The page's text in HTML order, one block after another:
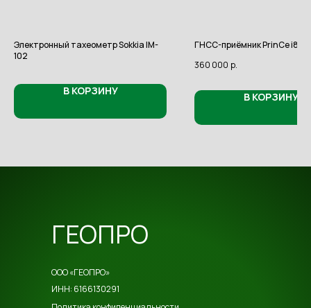
Электронный тахеометр Sokkia IM-
102
В КОРЗИНУ
ГНСС-приёмник PrinCe i80
360 000 р.
В КОРЗИНУ
ООО «ГЕОПРО»
ИНН: 6166130291
ГЕОПРО